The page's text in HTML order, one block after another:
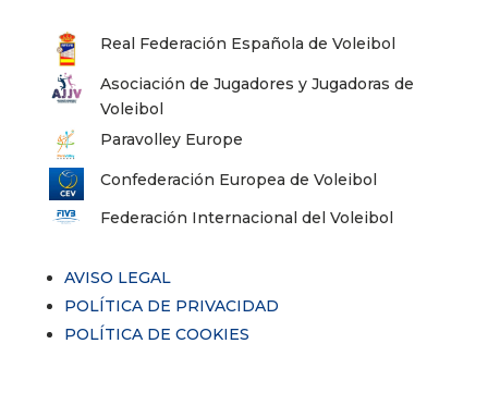
Real Federación Española de Voleibol
Asociación de Jugadores y Jugadoras de
Voleibol
Paravolley Europe
Confederación Europea de Voleibol
Federación Internacional del Voleibol
AVISO LEGAL
POLÍTICA DE PRIVACIDAD
POLÍTICA DE COOKIES